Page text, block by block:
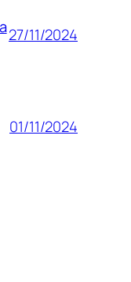
27/11/2024
01/11/2024